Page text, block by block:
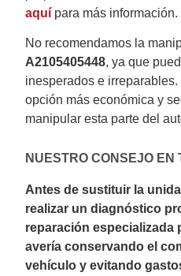
aquí para más información.
No recomendamos la
A2105405448, ya que
inesperados e
opción más económica y
manipular esta parte del
NUESTRO CONSEJO EN
Antes de sustituir la
realizar un diagnóstico
reparación especializada
avería conservando el
vehículo y evitando